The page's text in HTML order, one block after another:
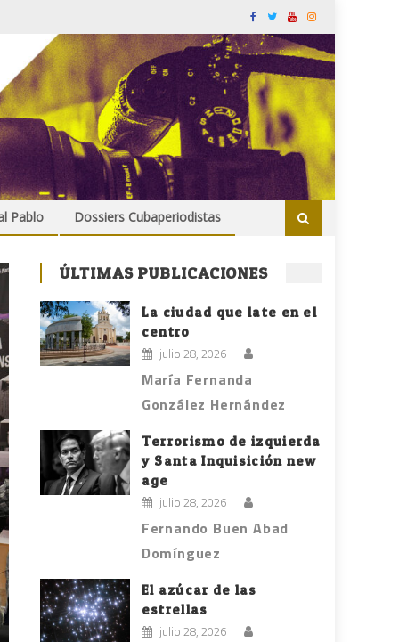
Pablo Dossiers Cubaperiodistas
ÚLTIMAS PUBLICACIONES
La ciudad que late en el
centro
julio 28, 2026
María Fernanda
González Hernández
Terrorismo de izquierda
y Santa Inquisición new
age
julio 28, 2026
Fernando Buen Abad
Domínguez
El azúcar de las
estrellas
julio 28, 2026